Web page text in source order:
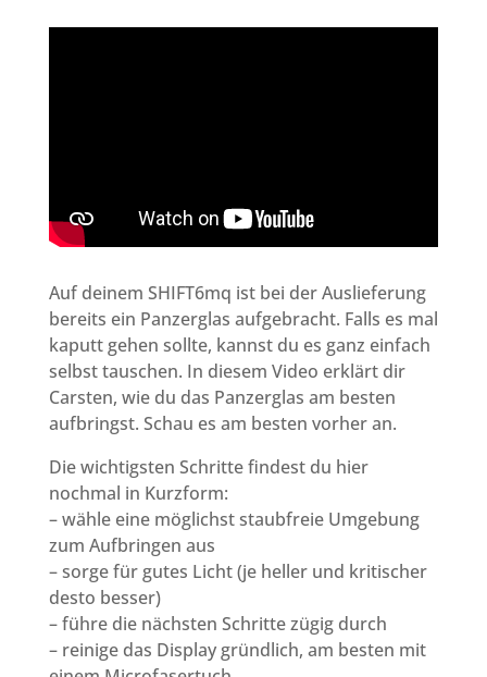
Auf deinem SHIFT6mq ist bei der Auslieferung
bereits ein Panzerglas aufgebracht. Falls es mal
kaputt gehen sollte, kannst du es ganz einfach
selbst tauschen. In diesem Video erklärt dir
Carsten, wie du das Panzerglas am besten
aufbringst. Schau es am besten vorher an.
Die wichtigsten Schritte findest du hier
nochmal in Kurzform:
– wähle eine möglichst staubfreie Umgebung
zum Aufbringen aus
– sorge für gutes Licht (je heller und kritischer
desto besser)
– führe die nächsten Schritte zügig durch
– reinige das Display gründlich, am besten mit